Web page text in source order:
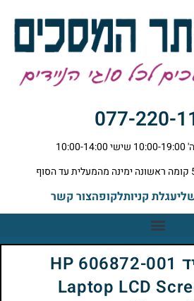
077-220-
עגלת קניותלקופהצור קשר
מסך למחשב נייד HP 606872-001
Laptop LCD